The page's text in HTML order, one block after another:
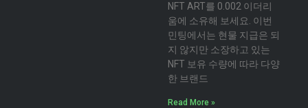
NFT ART를 0.002 이더리
움에 소유해 보세요. 이번
민팅에서는 현물 지급은 되
지 않지만 소장하고 있는
NFT 보유 수량에 따라 다양
한 브랜드
Read More »